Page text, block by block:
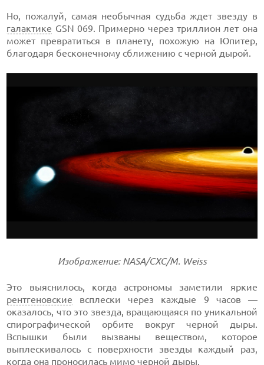
Но, пожалуй, самая необычная судьба ждет звезду в
галактике GSN 069. Примерно через триллион лет она
может превратиться в планету, похожую на Юпитер,
благодаря бесконечному сближению с черной дырой.
Изображение: NASA/CXC/M. Weiss
Это выяснилось, когда астрономы заметили яркие
рентгеновские всплески через каждые 9 часов —
оказалось, что это звезда, вращающаяся по уникальной
спирографической орбите вокруг черной дыры.
Вспышки были вызваны веществом, которое
выплескивалось с поверхности звезды каждый раз,
когда она проносилась мимо черной дыры.